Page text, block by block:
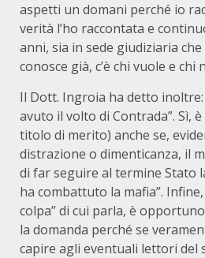
aspetti un domani perché io
verità l’ho raccontata e
anni, sia in sede giudiziaria che
conosce già, c’è chi vuole e
Il Dott. Ingroia ha detto
avuto il volto di Contrada”. Sì,
titolo di merito) anche se,
distrazione o dimenticanza, il
di far seguire al termine Stato
ha combattuto la mafia”.
colpa” di cui parla, è
la domanda perché se
capire agli eventuali lettori del